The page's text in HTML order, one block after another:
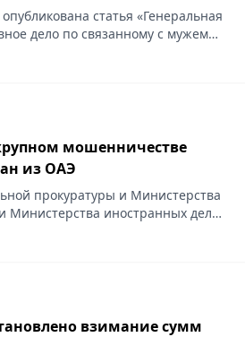
статья «Генеральная
дело по связанному с мужем
пресс-служба высшего
мошенничестве
из ОАЭ
прокуратуры и Министерства
Министерства иностранных дел
Эмиратов экстрадирован
взимание сумм